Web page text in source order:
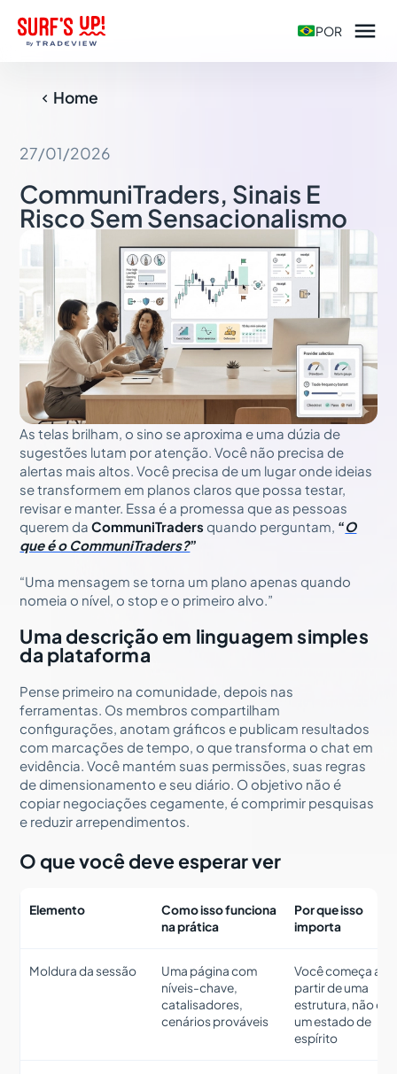
POR 
 Home
27/01/2026
CommuniTraders, Sinais E
Risco Sem Sensacionalismo
As telas brilham, o sino se aproxima e uma dúzia de
sugestões lutam por atenção. Você não precisa de
alertas mais altos. Você precisa de um lugar onde ideias
se transformem em planos claros que possa testar,
revisar e manter. Essa é a promessa que as pessoas
querem daCommuniTraders quando perguntam, “O
que é o CommuniTraders?”
“Uma mensagem se torna um plano apenas quando
nomeia o nível, o stop e o primeiro alvo.”
Uma descrição em linguagem simples
da plataforma
Pense primeiro na comunidade, depois nas
ferramentas. Os membros compartilham
configurações, anotam gráficos e publicam resultados
com marcações de tempo, o que transforma o chat em
evidência. Você mantém suas permissões, suas regras
de dimensionamento e seu diário. O objetivo não é
copiar negociações cegamente, é comprimir pesquisas
e reduzir arrependimentos.
O que você deve esperar ver
Elemento
Como isso funciona
na prática
Por que isso
importa
Moldura da sessão
Uma página com
níveis-chave,
catalisadores,
cenários prováveis
Você começa a
partir de uma
estrutura, não de
um estado de
espírito